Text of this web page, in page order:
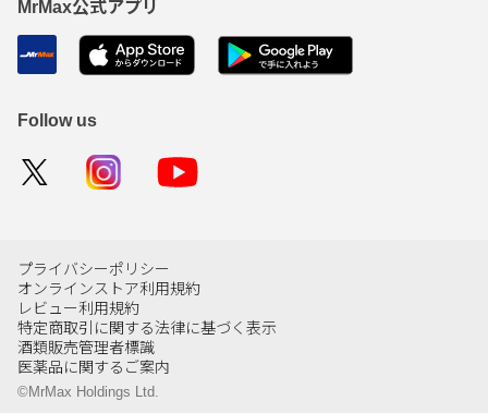
MrMax公式アプリ
Follow us
プライバシーポリシー
オンラインストア利用規約
レビュー利用規約
特定商取引に関する法律に基づく表示
酒類販売管理者標識
医薬品に関するご案内
©MrMax Holdings Ltd.